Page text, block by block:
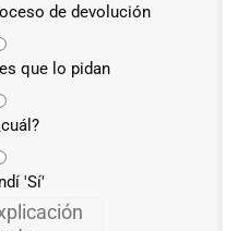
de devolución
que lo pidan
'Sí'